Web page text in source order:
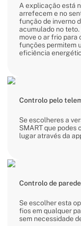
A explicação está
arrefecem e no
função de inverno
acumulado no
move o ar frio para
funções permitem
eficiência
Controlo pelo
Se escolheres a
SMART que
lugar através da
Controlo de parede
Se escolher esta
fios em qualquer
sem necessidade